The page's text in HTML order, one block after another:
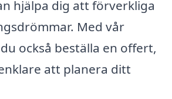
hjälpa dig att förverkliga
Med vår
också beställa en offert,
att planera ditt